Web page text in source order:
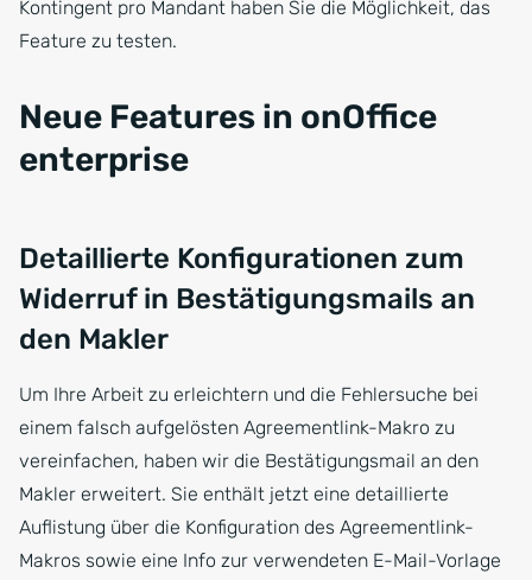
Kontingent pro Mandant haben Sie die Möglichkeit, das
Feature zu testen.
Neue Features in onOffice
enterprise
Detaillierte Konfigurationen zum
Widerruf in Bestätigungsmails an
den Makler
Um Ihre Arbeit zu erleichtern und die Fehlersuche bei
einem falsch aufgelösten Agreementlink-Makro zu
vereinfachen, haben wir die Bestätigungsmail an den
Makler erweitert. Sie enthält jetzt eine detaillierte
Auflistung über die Konfiguration des Agreementlink-
Makros sowie eine Info zur verwendeten E-Mail-Vorlage